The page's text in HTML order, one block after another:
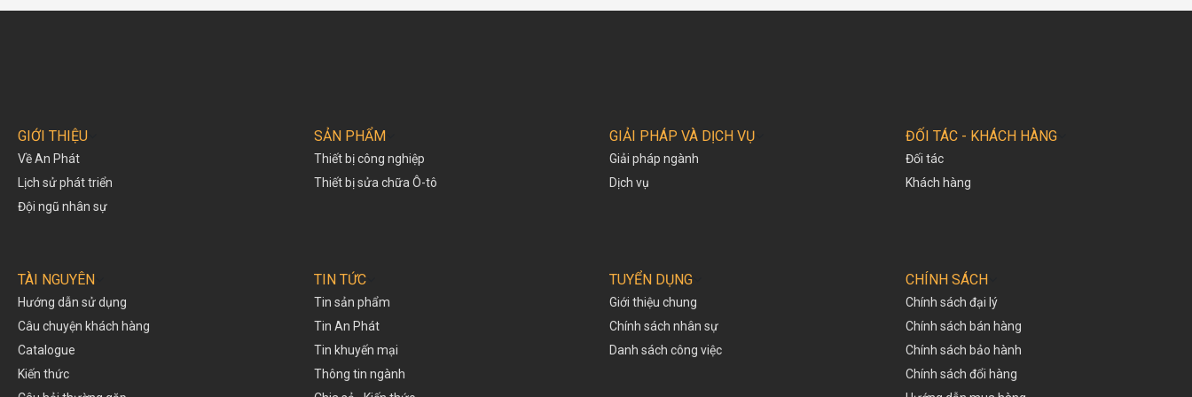
GIỚI THIỆU
Về An Phát
Lịch sử phát triển
Đội ngũ nhân sự
SẢN PHẨM
Thiết bị công nghiệp
Thiết bị sửa chữa Ô-tô
GIẢI PHÁP VÀ DỊCH VỤ
Giải pháp ngành
Dịch vụ
ĐỐI TÁC - KHÁCH HÀNG
Đối tác
Khách hàng
TÀI NGUYÊN
Hướng dẫn sử dụng
Câu chuyện khách hàng
Catalogue
Kiến thức
TIN TỨC
Tin sản phẩm
Tin An Phát
Tin khuyến mại
Thông tin ngành
TUYỂN DỤNG
Giới thiệu chung
Chính sách nhân sự
Danh sách công việc
CHÍNH SÁCH
Chính sách đại lý
Chính sách bán hàng
Chính sách bảo hành
Chính sách đổi hàng